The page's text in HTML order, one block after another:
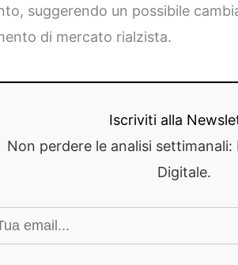
suggerendo un possibile
di mercato rialzista.
Iscriviti alla
Non perdere le analisi
Digitale.